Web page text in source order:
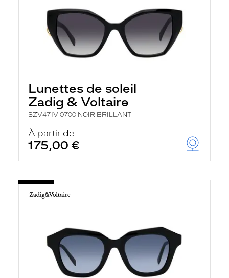
Lunettes de soleil
Zadig & Voltaire
SZV471V 0700 NOIR BRILLANT
À partir de
175,00 €